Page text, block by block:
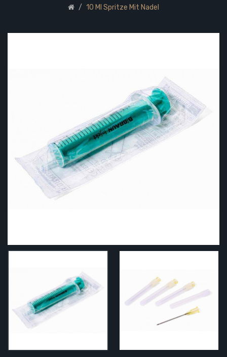
10 Ml Spritze Mit Nadel